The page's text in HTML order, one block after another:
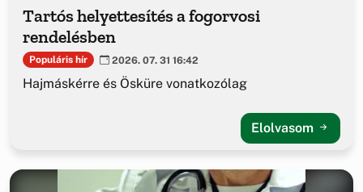
Tartós helyettesítés a fogorvosi
rendelésben
Populáris hír 2026. 07. 31 16:42
Hajmáskérre és Ösküre vonatkozólag
Elolvasom